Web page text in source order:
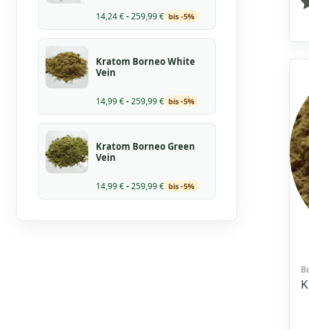
14,24€-259,99€ bis -5%
Kratom Borneo White
Vein
14,99€-259,99€ bis -5%
Kratom Borneo Green
Vein
14,99€-259,99€ bis -5%